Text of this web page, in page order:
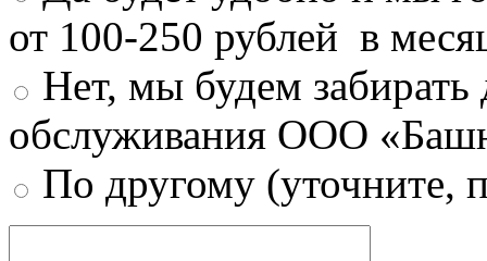
от 100-250 рублей в
Нет, мы будем
обслуживания ООО
По другому (уточните,